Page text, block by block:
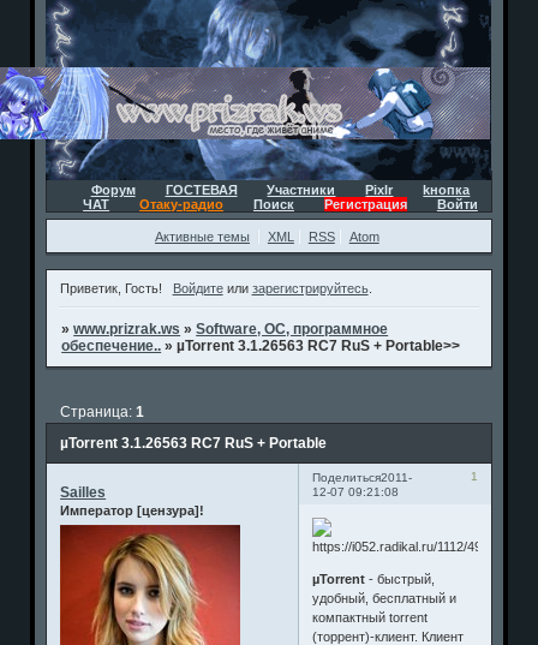
Форум ГОСТЕВАЯ Участники Pixlr
kнопка
ЧАТ
Отаку-радио Поиск Регистрация Войти
Активные темы XML RSS Atom
Приветик, Гость! Войдитеили зарегистрируйтесь.
»www.prizrak.ws »Software, ОС, программное
обеспечение.. »µTorrent 3.1.26563 RC7 RuS + Portable>>
µTorrent 3.1.26563 RC7 RuS + Portable
Страница:1
Поделиться 1
2011-
12-07 09:21:08
Sailles
Император [цензура]!
µTorrent - быстрый,
удобный, бесплатный и
компактный torrent
(торрент)-клиент. Клиент